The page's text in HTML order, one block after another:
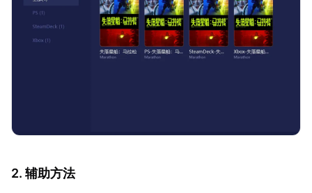
2. 辅助方法